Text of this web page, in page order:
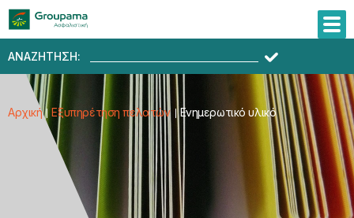
ΑΝΑΖΗΤΗΣΗ:
Αρχική Εξυπηρέτηση πελατών Ενημερωτικό υλικό